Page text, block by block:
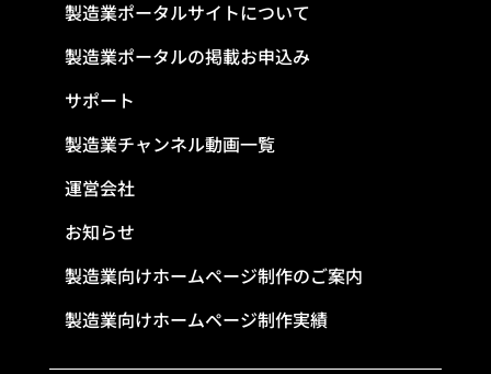
製造業ポータルサイトについて
製造業ポータルの掲載お申込み
サポート
製造業チャンネル動画一覧
運営会社
お知らせ
製造業向けホームページ制作のご案内
製造業向けホームページ制作実績